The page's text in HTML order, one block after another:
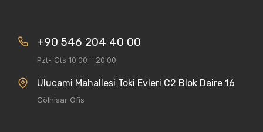
+90 546 204 40 00
Pzt- Cts 10:00 - 20:00
Ulucami Mahallesi Toki Evleri C2 Blok Daire 16
Gölhisar Ofis